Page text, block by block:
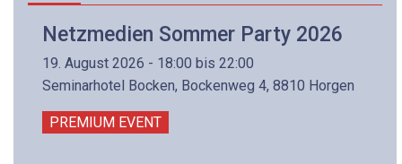
Netzmedien Sommer Party 2026
19. August 2026 - 18:00 bis 22:00
Seminarhotel Bocken, Bockenweg 4, 8810 Horgen
PREMIUM EVENT